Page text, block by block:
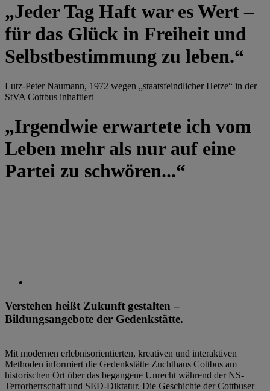
„Jeder Tag Haft war es Wert –
für das Glück in Freiheit und
Selbstbestimmung zu leben.“
Lutz-Peter Naumann, 1972 wegen „staatsfeindlicher Hetze“ in der
StVA Cottbus inhaftiert
„Irgendwie erwartete ich vom
Leben mehr als nur auf eine
Partei zu schwören...“
Verstehen heißt Zukunft gestalten –
Bildungsangebote der Gedenkstätte.
Mit modernen erlebnisorientierten, kreativen und interaktiven
Methoden informiert die Gedenkstätte Zuchthaus Cottbus am
historischen Ort über das begangene Unrecht während der NS-
Terrorherrschaft und SED-Diktatur. Die Geschichte der Cottbuser